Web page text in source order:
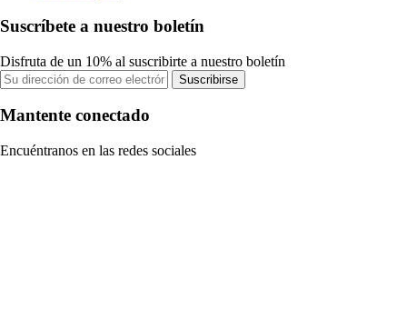
Suscríbete a nuestro boletín
Disfruta de un 10% al suscribirte a nuestro boletín
Suscribirse
Mantente conectado
Encuéntranos en las redes sociales